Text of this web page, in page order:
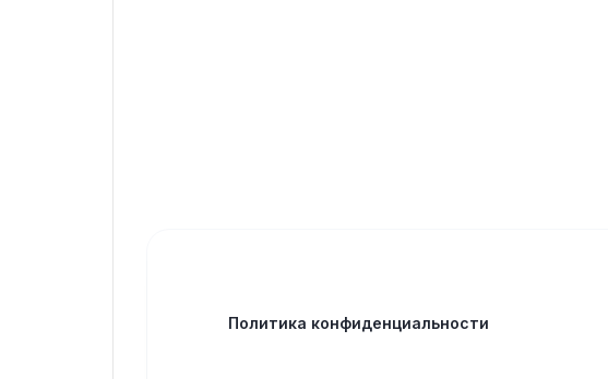
Политика конфиденциальности